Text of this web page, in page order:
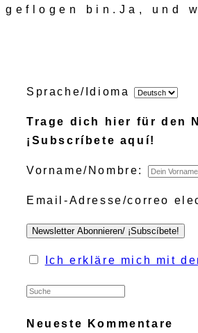
geflogen bin.Ja, und
Sprache/Idioma
Trage dich hier für den
¡Subscríbete aquí!
Vorname/Nombre:
Email-Adresse/correo
Ich erkläre mich mit
Neueste Kommentare